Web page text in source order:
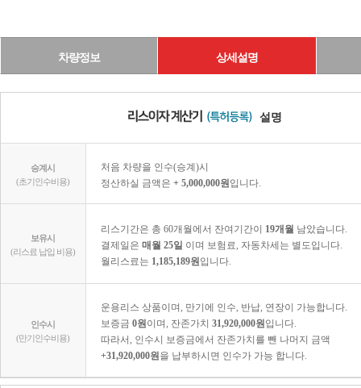
차량정보 상세설명
설명
승계시
(초기인수비용)
처음 차량을 인수(승계)시
정산하실 금액은 + 5,000,000원입니다.
보유시
(리스료 납입 비용)
리스기간은 총 60개월에서 잔여기간이 19개월 남았습니다.
결제일은 매월 25일 이며 보험료, 자동차세는 별도입니다.
월리스료는 1,185,189원입니다.
인수시
(만기인수비용)
운용리스 상품이며, 만기에 인수, 반납, 연장이 가능합니다.
보증금 0원이며, 잔존가치 31,920,000원입니다.
따라서, 인수시 보증금에서 잔존가치를 뺀 나머지 금액
+31,920,000원을 납부하시면 인수가 가능 합니다.